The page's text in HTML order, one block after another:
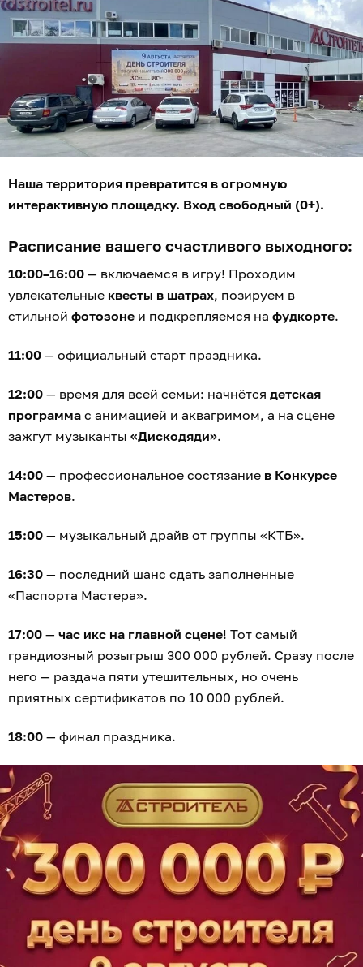
Наша территория превратится в огромную
интерактивную площадку. Вход свободный (0+).
Расписание вашего счастливого выходного:
10:00–16:00 — включаемся в игру! Проходим
увлекательные квесты в шатрах, позируем в
стильной фотозоне и подкрепляемся на фудкорте.
11:00 — официальный старт праздника.
12:00 — время для всей семьи: начнётся детская
программа с анимацией и аквагримом, а на сцене
зажгут музыканты «Дискодяди».
14:00 — профессиональное состязание в Конкурсе
Мастеров.
15:00 — музыкальный драйв от группы «КТБ».
16:30 — последний шанс сдать заполненные
«Паспорта Мастера».
17:00 — час икс на главной сцене! Тот самый
грандиозный розыгрыш 300 000 рублей. Сразу после
него — раздача пяти утешительных, но очень
приятных сертификатов по 10 000 рублей.
18:00 — финал праздника.